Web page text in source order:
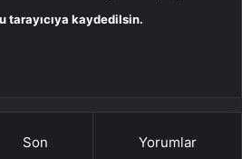
tarayıcıya kaydedilsin.
Son Yorumlar